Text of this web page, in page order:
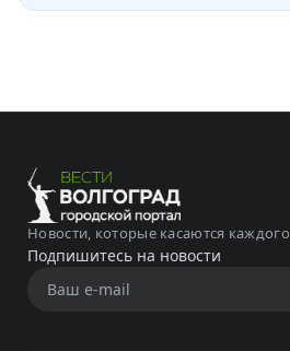
Новости, которые касаются каждого
Подпишитесь на новости